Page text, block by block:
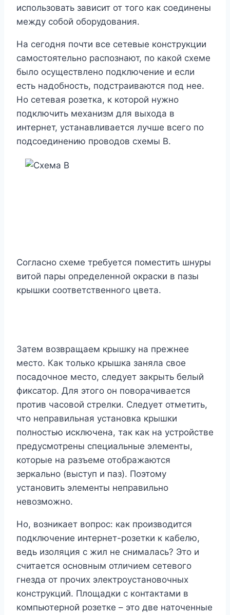
использовать зависит от того как соединены
между собой оборудования.
На сегодня почти все сетевые конструкции
самостоятельно распознают, по какой схеме
было осуществлено подключение и если
есть надобность, подстраиваются под нее.
Но сетевая розетка, к которой нужно
подключить механизм для выхода в
интернет, устанавливается лучше всего по
подсоединению проводов схемы В.
Согласно схеме требуется поместить шнуры
витой пары определенной окраски в пазы
крышки соответственного цвета.
Затем возвращаем крышку на прежнее
место. Как только крышка заняла свое
посадочное место, следует закрыть белый
фиксатор. Для этого он поворачивается
против часовой стрелки. Следует отметить,
что неправильная установка крышки
полностью исключена, так как на устройстве
предусмотрены специальные элементы,
которые на разъеме отображаются
зеркально (выступ и паз). Поэтому
установить элементы неправильно
невозможно.
Но, возникает вопрос: как производится
подключение интернет-розетки к кабелю,
ведь изоляция с жил не снималась? Это и
считается основным отличием сетевого
гнезда от прочих электроустановочных
конструкций. Площадки с контактами в
компьютерной розетке – это две наточенные